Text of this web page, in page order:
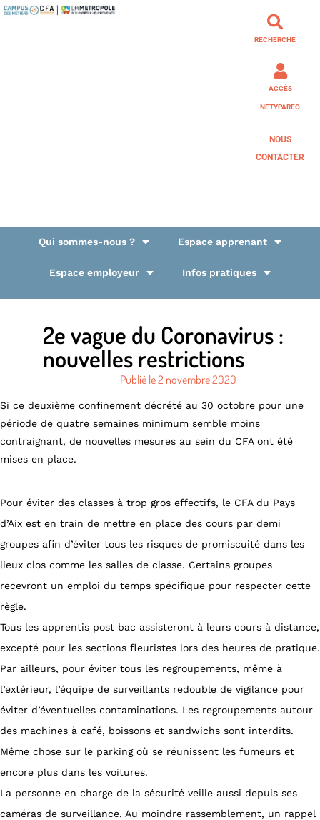
RECHERCHE
ACCÈS
NETYPAREO
NOUS
CONTACTER
Qui sommes-nous ? Espace apprenant
Espace employeur Infos pratiques
2e vague du Coronavirus :
nouvelles restrictions
Publié le2 novembre 2020
Si ce deuxième confinement décrété au 30 octobre pour une
période de quatre semaines minimum semble moins
contraignant, de nouvelles mesures au sein du CFA ont été
mises en place.
Pour éviter des classes à trop gros effectifs, le CFA du Pays
d’Aix est en train de mettre en place des cours par demi
groupes afin d’éviter tous les risques de promiscuité dans les
lieux clos comme les salles de classe. Certains groupes
recevront un emploi du temps spécifique pour respecter cette
règle.
Tous les apprentis post bac assisteront à leurs cours à distance,
excepté pour les sections fleuristes lors des heures de pratique.
Par ailleurs, pour éviter tous les regroupements, même à
l’extérieur, l’équipe de surveillants redouble de vigilance pour
éviter d’éventuelles contaminations. Les regroupements autour
des machines à café, boissons et sandwichs sont interdits.
Même chose sur le parking où se réunissent les fumeurs et
encore plus dans les voitures.
La personne en charge de la sécurité veille aussi depuis ses
caméras de surveillance. Au moindre rassemblement, un rappel